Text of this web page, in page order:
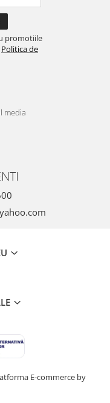
promotiile
Politica de
media
E-commerce by